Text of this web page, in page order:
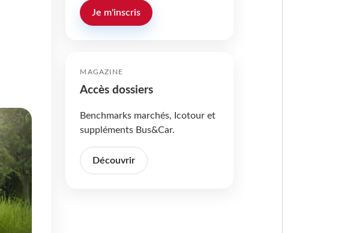
Je m'inscris
MAGAZINE
Accès dossiers
Benchmarks marchés, Icotour et
suppléments Bus&Car.
Découvrir